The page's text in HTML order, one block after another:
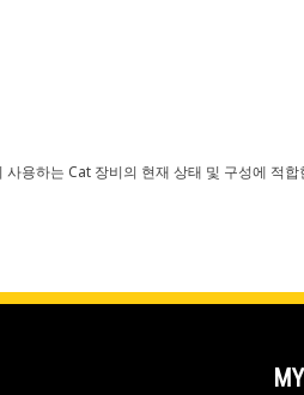
용하는 Cat 장비의 현재 상태 및 구성에 적